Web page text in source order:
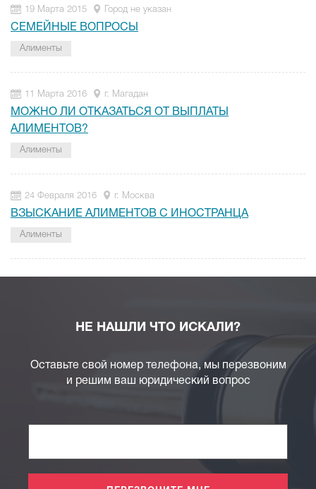
19 Марта 2015 Город не указан
СЕМЕЙНЫЕ ВОПРОСЫ
Алименты
11 Марта 2016 г. Магадан
МОЖНО ЛИ ОТКАЗАТЬСЯ ОТ ВЫПЛАТЫ
АЛИМЕНТОВ?
Алименты
24 Февраля 2016 г. Москва
ВЗЫСКАНИЕ АЛИМЕНТОВ С ИНОСТРАНЦА
Алименты
НЕ НАШЛИ ЧТО ИСКАЛИ?
Оставьте свой номер телефона, мы перезвоним
и решим ваш юридический вопрос